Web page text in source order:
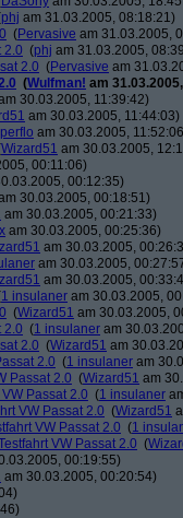
phj am 31.03.2005, 08:18:21)
(Pervasive am 31.03.2005,
2.0 (phj am 31.03.2005,
2.0 (Pervasive am
(Wulfman! am
30.03.2005, 11:39:42)
am 30.03.2005, 11:44:03)
am 30.03.2005,
Wizard51 am 30.03.2005,
00:11:06)
00:12:35)
30.03.2005, 00:18:51)
am 30.03.2005, 00:21:33)
am 30.03.2005, 00:25:36)
am 30.03.2005,
am 30.03.2005,
am 30.03.2005,
1 insulaner am 30.03.2005,
(Wizard51 am 30.03.2005,
2.0 (1 insulaner am
2.0 (Wizard51 am
2.0 (1 insulaner am
Passat 2.0 (Wizard51 am
Passat 2.0 (1 insulaner
VW Passat 2.0 (Wizard51
VW Passat 2.0 (1
VW Passat 2.0 (
00:19:55)
am 30.03.2005, 00:20:54)